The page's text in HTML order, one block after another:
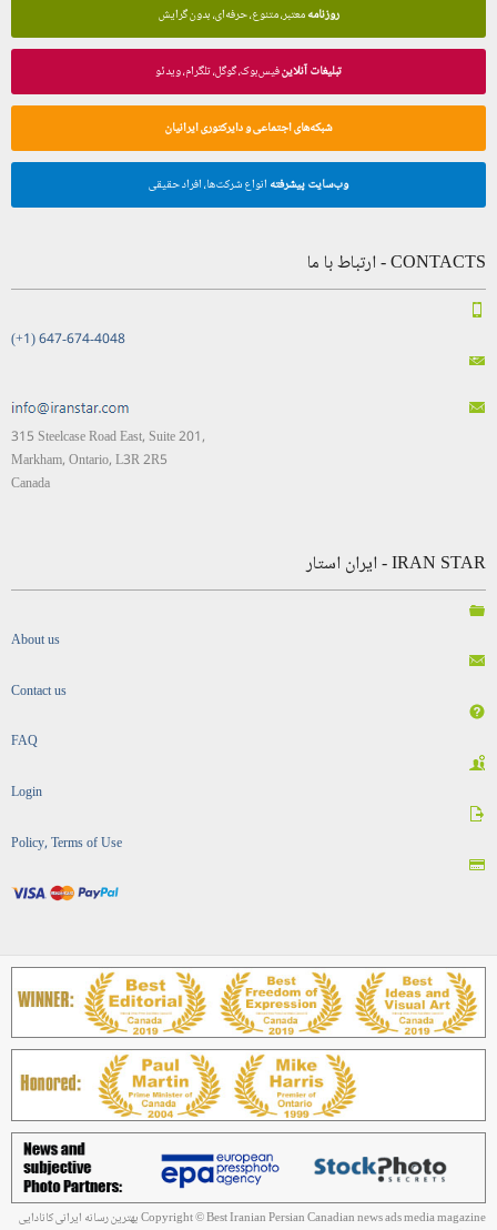
روزنامهمعتبر، متنوع، حرفه‌ای، بدون گرایش
تبلیغات آنلاینفیس‌بوک، گوگل، تلگرام، ویدئو
شبکه‌های اجتماعی و دایرکتوری ایرانیان
وب‌سایت پیشرفته انواع شرکت‌ها، افراد حقیقی
CONTACTS - ارتباط با ما
(+1) 647-674-4048
315 Steelcase Road East, Suite 201,
Markham, Ontario, L3R 2R5
Canada
IRAN STAR - ایران استار
About us
Contact us
FAQ
Login
Policy, Terms of Use
Copyright © Best Iranian Persian Canadian news ads media magazine بهترین رسانه ایرانی کانادایی